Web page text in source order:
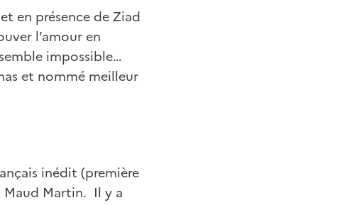
en présence de Ziad
l’amour en
impossible…
et nommé meilleur
inédit (première
Maud Martin. Il y a